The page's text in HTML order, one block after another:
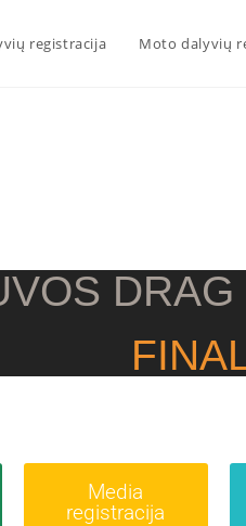
registracija Moto dalyvių
Media
registracija